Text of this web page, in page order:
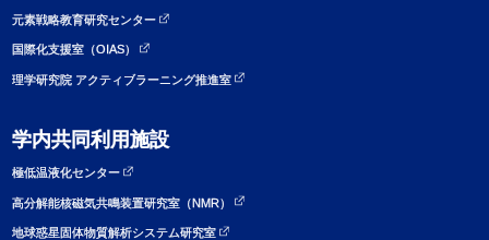
元素戦略教育研究センター
国際化支援室（OIAS）
理学研究院 アクティブラーニング推進室
学内共同利用施設
極低温液化センター
高分解能核磁気共鳴装置研究室（NMR）
地球惑星固体物質解析システム研究室